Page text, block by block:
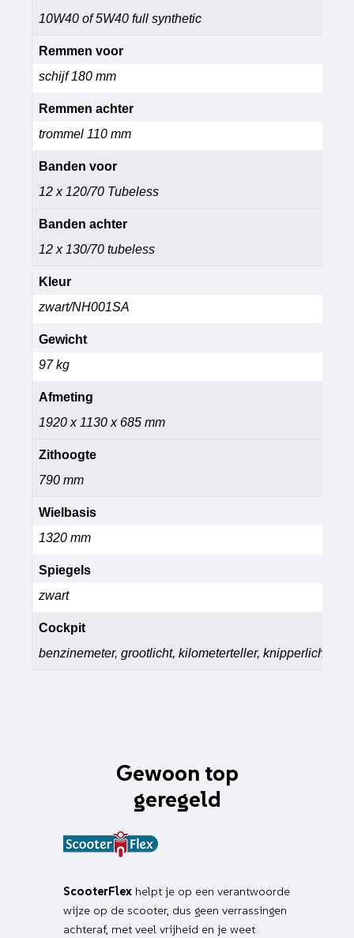
10W40 of 5W40 full synthetic
Remmen voor
schijf 180 mm
Remmen achter
trommel 110 mm
Banden voor
12 x 120/70 Tubeless
Banden achter
12 x 130/70 tubeless
Kleur
zwart/NH001SA
Gewicht
97 kg
Afmeting
1920 x 1130 x 685 mm
Zithoogte
790 mm
Wielbasis
1320 mm
Spiegels
zwart
Cockpit
benzinemeter, grootlicht, kilometerteller, knipperlicht,
Gewoon top
geregeld
ScooterFlex helpt je op een verantwoorde
wijze op de scooter, dus geen verrassingen
achteraf, met veel vrijheid en je weet